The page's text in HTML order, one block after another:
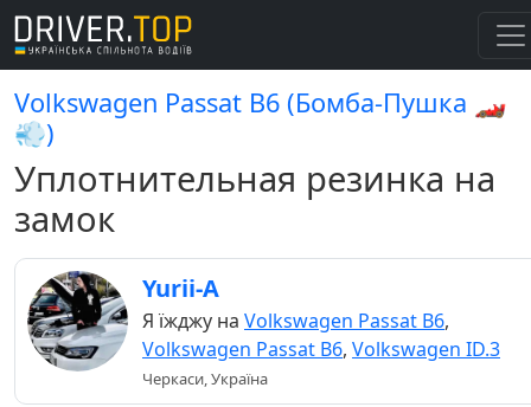
Volkswagen Passat B6 (Бомба-Пушка 🏎️
💨)
Уплотнительная резинка на
замок
Yurii-A
Я їжджу на Volkswagen Passat B6,
Volkswagen Passat B6, Volkswagen ID.3
Черкаси, Україна